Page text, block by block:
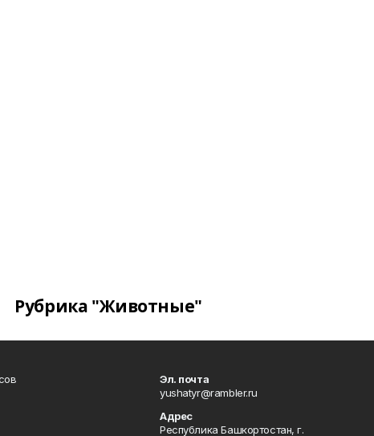
Рубрика "Животные"
Эл. почта
yushatyr@rambler.ru
Адрес
Республика Башкортостан, г.